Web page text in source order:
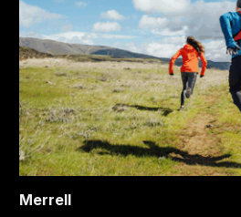
Merrell